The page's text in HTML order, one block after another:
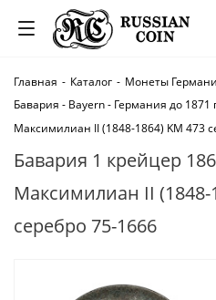
Главная - Каталог - Монеты
Бавария - Bayern - Германия до 1871
Максимилиан II (1848-1864) KM 473
Бавария 1 крейцер
Максимилиан II (1848-
серебро 75-1666